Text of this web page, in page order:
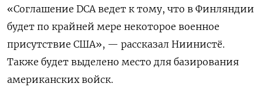
«Соглашение DCA ведет к тому, что в Финляндии
будет по крайней мере некоторое военное
присутствие США», — рассказал Ниинистё.
Также будет выделено место для базирования
американских войск.